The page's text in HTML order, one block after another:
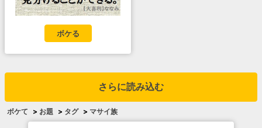
ボケる
さらに読み込む
ボケて > お題 > タグ > マサイ族